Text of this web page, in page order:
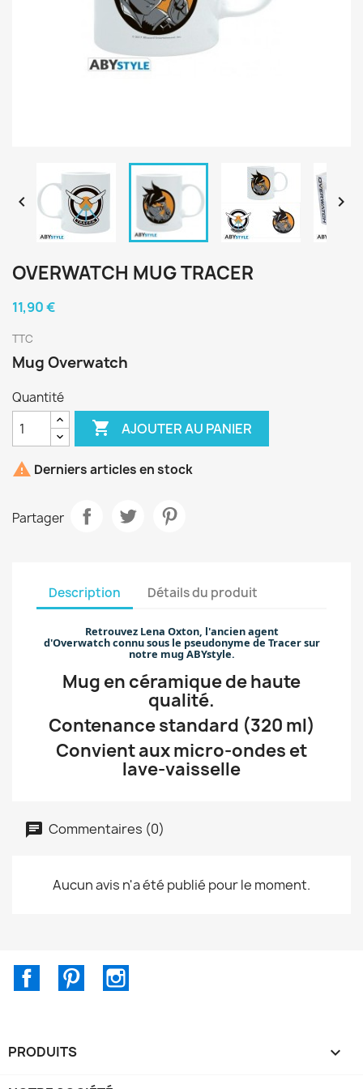
 
OVERWATCH MUG TRACER
11,90 €
TTC
Mug Overwatch
Quantité
 AJOUTER AU PANIER
 Derniers articles en stock
Partager
Description Détails du produit
Retrouvez Lena Oxton, l'ancien agent
d'Overwatchconnu sous le pseudonyme de Tracersur
notre mugABYstyle.
Mug en céramique de haute
qualité.
Contenance standard (320 ml)
Convient aux micro-ondes et
lave-vaisselle
Commentaires (0)
Aucun avis n'a été publié pour le moment.
FacebookPinterest
PRODUITS 